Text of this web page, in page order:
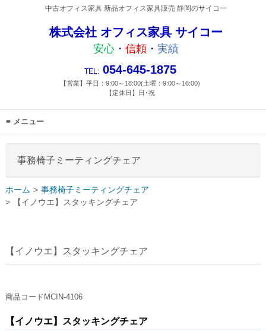
中古オフィス家具 新品オフィス家具販売 静岡のサイコー
株式会社 オフィス家具 サイコー
安心 ・ 信頼 ・ 実績
TEL:054-645-1875
【営業】平日：9:00～18:00(土曜：9:00～16:00)
【定休日】日･祝
メニュー
事務椅子ミーティングチェア
ホーム
事務椅子ミーティングチェア
【イノウエ】スタッキングチェア
【イノウエ】スタッキングチェア
商品コード MCIN-4106
【イノウエ】スタッキングチェア